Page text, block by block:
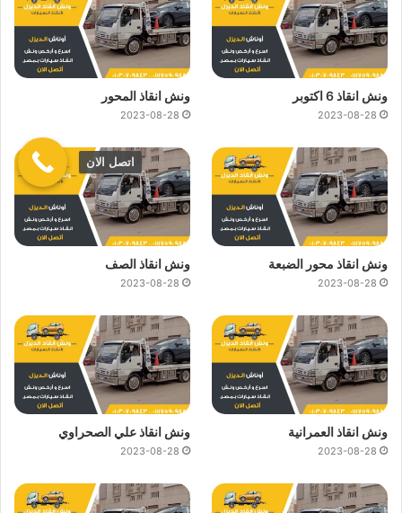
ونش انقاذ 6 اكتوبر
2023-08-28
ونش انقاذ المحور
2023-08-28
ونش انقاذ محور الضبعة
2023-08-28
ونش انقاذ الصف
2023-08-28
ونش انقاذ العمرانية
2023-08-28
ونش انقاذ علي الصحراوي
2023-08-28
اتصل الان